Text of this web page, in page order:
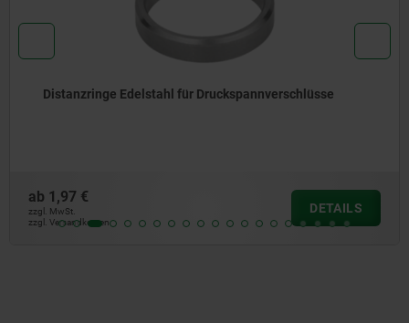
Distanzringe Edelstahl für Druckspannverschlüsse
ab 1,97 €
zzgl. MwSt.
zzgl. Versandkosten
DETAILS